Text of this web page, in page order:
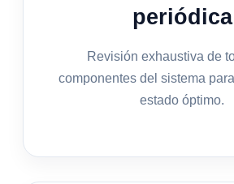
periódica
Revisión exhaustiva de
componentes del sistema
estado óptimo.